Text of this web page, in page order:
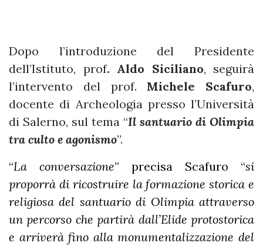
Dopo l’introduzione del Presidente
dell’Istituto, prof. Aldo Siciliano, seguirà
l’intervento del prof. Michele Scafuro,
docente di Archeologia presso l’Università
di Salerno, sul tema “Il santuario di Olimpia
tra culto e agonismo”.
“La conversazione” precisa Scafuro “si
proporrà di ricostruire la formazione storica e
religiosa del santuario di Olimpia attraverso
un percorso che partirà dall’Elide protostorica
e arriverà fino alla monumentalizzazione del